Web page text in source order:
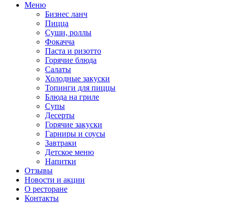
Меню
Бизнес ланч
Пицца
Суши, роллы
Фокачча
Паста и ризотто
Горячие блюда
Салаты
Холодные закуски
Топинги для пиццы
Блюда на гриле
Супы
Десерты
Горячие закуски
Гарниры и соусы
Завтраки
Детское меню
Напитки
Отзывы
Новости и акции
О ресторане
Контакты